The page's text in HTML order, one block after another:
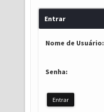
Entrar
Nome de Usuário:
Senha: